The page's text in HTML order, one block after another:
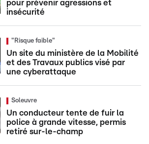
pour prévenir agressions et
insécurité
"Risque faible"
Un site du ministère de la Mobilité
et des Travaux publics visé par
une cyberattaque
Soleuvre
Un conducteur tente de fuir la
police à grande vitesse, permis
retiré sur-le-champ